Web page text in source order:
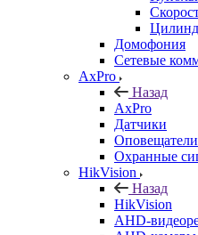
Домофония
Сетевые
AxPro
Назад
AxPro
Датчики
Оповещатели
Охранные
HikVision
Назад
HikVision
AHD-